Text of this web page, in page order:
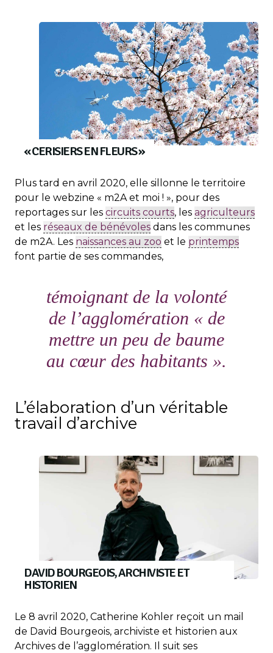
« CERISIERS EN FLEURS »
Plus tard en avril 2020, elle sillonne le territoire
pour le webzine « m2A et moi ! », pour des
reportages sur les circuits courts, les agriculteurs
et les réseaux de bénévoles dans les communes
de m2A. Les naissances au zoo et le printemps
font partie de ses commandes,
témoignant de la volonté
de l’agglomération « de
mettre un peu de baume
au cœur des habitants ».
L’élaboration d’un véritable
travail d’archive
DAVID BOURGEOIS, ARCHIVISTE ET
HISTORIEN
Le 8 avril 2020, Catherine Kohler reçoit un mail
de David Bourgeois, archiviste et historien aux
Archives de l’agglomération. Il suit ses